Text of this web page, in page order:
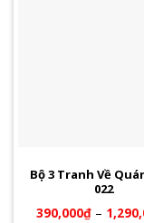
Bộ 3 Tranh Về
022
390,000₫–